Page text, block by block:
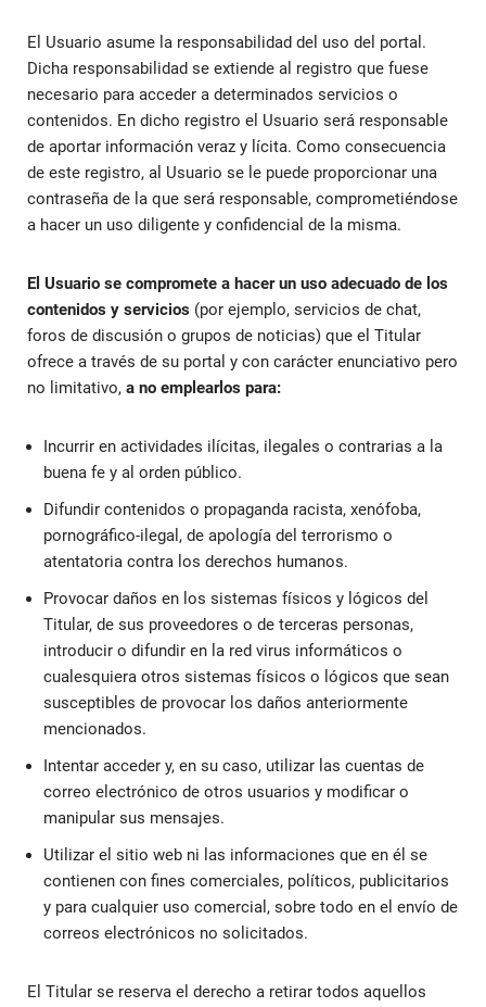
El Usuario asume la responsabilidad del uso del portal.
Dicha responsabilidad se extiende al registro que fuese
necesario para acceder a determinados servicios o
contenidos. En dicho registro el Usuario será responsable
de aportar información veraz y lícita. Como consecuencia
de este registro, al Usuario se le puede proporcionar una
contraseña de la que será responsable, comprometiéndose
a hacer un uso diligente y confidencial de la misma.
El Usuario se compromete a hacer un uso adecuado de los
contenidos y servicios (por ejemplo, servicios de chat,
foros de discusión o grupos de noticias) que el Titular
ofrece a través de su portal y con carácter enunciativo pero
no limitativo, a no emplearlos para:
Incurrir en actividades ilícitas, ilegales o contrarias a la
buena fe y al orden público.
Difundir contenidos o propaganda racista, xenófoba,
pornográfico-ilegal, de apología del terrorismo o
atentatoria contra los derechos humanos.
Provocar daños en los sistemas físicos y lógicos del
Titular, de sus proveedores o de terceras personas,
introducir o difundir en la red virus informáticos o
cualesquiera otros sistemas físicos o lógicos que sean
susceptibles de provocar los daños anteriormente
mencionados.
Intentar acceder y, en su caso, utilizar las cuentas de
correo electrónico de otros usuarios y modificar o
manipular sus mensajes.
Utilizar el sitio web ni las informaciones que en él se
contienen con fines comerciales, políticos, publicitarios
y para cualquier uso comercial, sobre todo en el envío de
correos electrónicos no solicitados.
El Titular se reserva el derecho a retirar todos aquellos